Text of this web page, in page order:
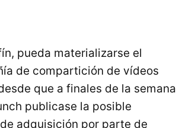
pueda materializarse el
de compartición de vídeos
que a finales de la semana
publicase la posible
adquisición por parte de